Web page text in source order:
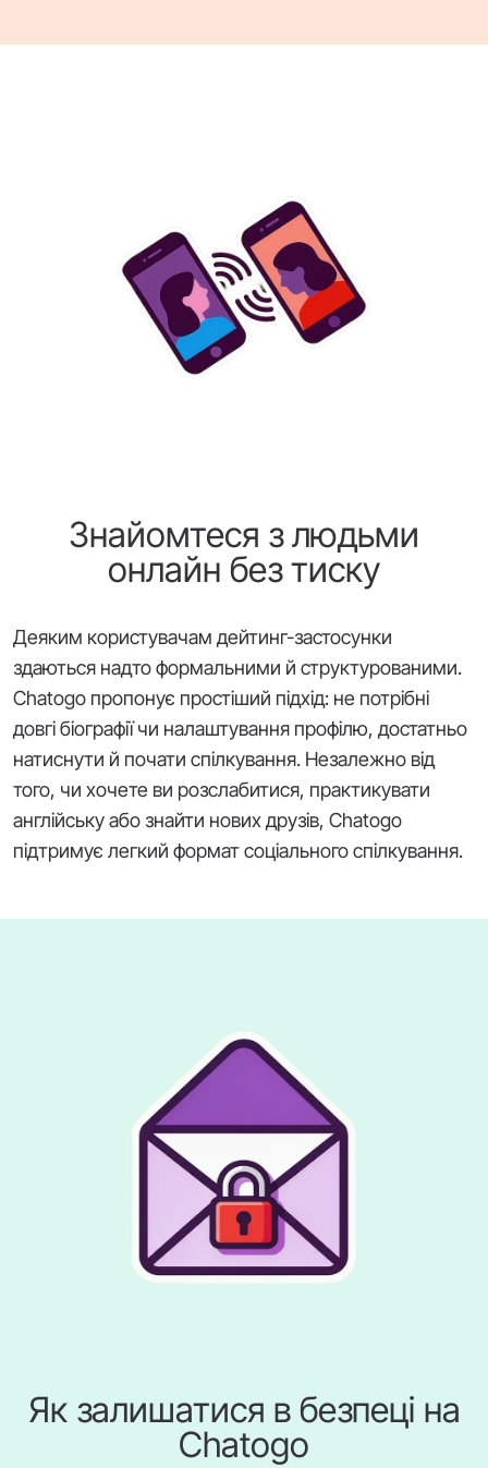
Знайомтеся з людьми
онлайн без тиску
Деяким користувачам дейтинг-застосунки
здаються надто формальними й структурованими.
Chatogo пропонує простіший підхід: не потрібні
довгі біографії чи налаштування профілю, достатньо
натиснути й почати спілкування. Незалежно від
того, чи хочете ви розслабитися, практикувати
англійську або знайти нових друзів, Chatogo
підтримує легкий формат соціального спілкування.
Як залишатися в безпеці на
Chatogo